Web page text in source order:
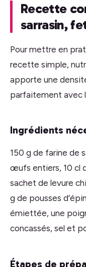
Recette
sarrasin,
Pour mettre en
recette simple,
apporte une
parfaitement avec
Ingrédients
150 g de farine de
œufs entiers, 10 cl
sachet de levure
g de pousses
émiettée, une
concassés, sel et
Étapes de